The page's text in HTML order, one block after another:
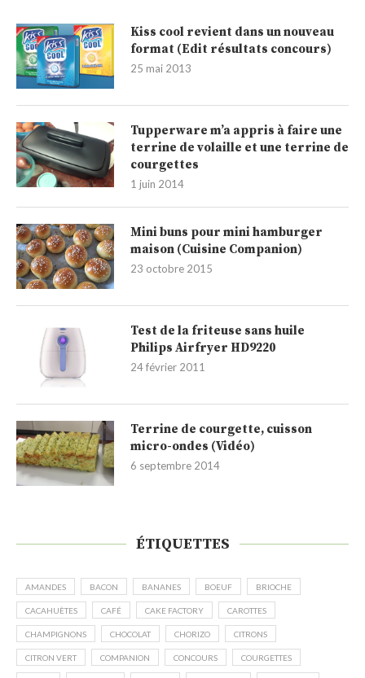
Kiss cool revient dans un nouveau
format (Edit résultats concours)
25 mai 2013
Tupperware m’a appris à faire une
terrine de volaille et une terrine de
courgettes
1 juin 2014
Mini buns pour mini hamburger
maison (Cuisine Companion)
23 octobre 2015
Test de la friteuse sans huile
Philips Airfryer HD9220
24 février 2011
Terrine de courgette, cuisson
micro-ondes (Vidéo)
6 septembre 2014
ÉTIQUETTES
AMANDES BACON BANANES BOEUF BRIOCHE
CACAHUÈTES CAFÉ CAKE FACTORY CAROTTES
CHAMPIGNONS CHOCOLAT CHORIZO CITRONS
CITRON VERT COMPANION CONCOURS COURGETTES